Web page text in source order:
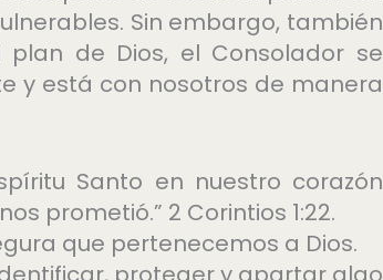
Sin embargo, también
de Dios, el Consolador se
y está con nosotros de manera
Santo en nuestro corazón
prometió.” 2 Corintios 1:22.
que pertenecemos a Dios.